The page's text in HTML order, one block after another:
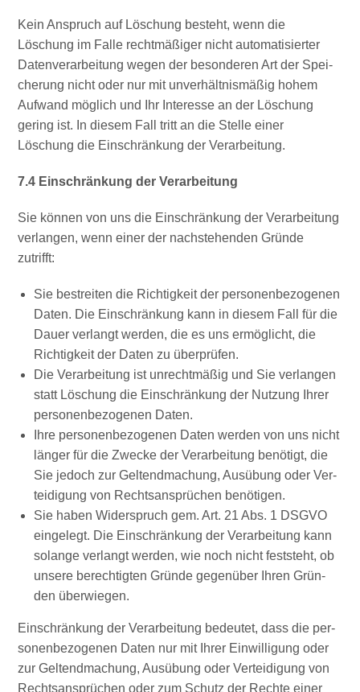
Kein Anspruch auf Löschung besteht, wenn die
Löschung im Fal­le recht­mä­ßi­ger nicht auto­ma­ti­sier­ter
Daten­ver­ar­bei­tung wegen der beson­de­ren Art der Spei­
che­rung nicht oder nur mit unver­hält­nis­mä­ßig hohem
Auf­wand mög­lich und Ihr Inter­es­se an der Löschung
gering ist. In die­sem Fall tritt an die Stel­le einer
Löschung die Ein­schrän­kung der Verarbeitung.
7.4 Ein­schrän­kung der Verarbeitung
Sie kön­nen von uns die Ein­schrän­kung der Ver­ar­bei­tung
ver­lan­gen, wenn einer der nach­ste­hen­den Grün­de
zutrifft:
Sie bestrei­ten die Rich­tig­keit der per­so­nen­be­zo­ge­nen
Daten. Die Ein­schrän­kung kann in die­sem Fall für die
Dau­er ver­langt wer­den, die es uns ermög­licht, die
Rich­tig­keit der Daten zu überprüfen.
Die Ver­ar­bei­tung ist unrecht­mä­ßig und Sie ver­lan­gen
statt Löschung die Ein­schrän­kung der Nut­zung Ihrer
per­so­nen­be­zo­ge­nen Daten.
Ihre per­so­nen­be­zo­ge­nen Daten wer­den von uns nicht
län­ger für die Zwe­cke der Ver­ar­bei­tung benö­tigt, die
Sie jedoch zur Gel­tend­ma­chung, Aus­übung oder Ver­
tei­di­gung von Rechts­an­sprü­chen benötigen.
Sie haben Wider­spruch gem. Art. 21 Abs. 1 DSGVO
ein­ge­legt. Die Ein­schrän­kung der Ver­ar­bei­tung kann
solan­ge ver­langt wer­den, wie noch nicht fest­steht, ob
unse­re berech­tig­ten Grün­de gegen­über Ihren Grün­
den überwiegen.
Ein­schrän­kung der Ver­ar­bei­tung bedeu­tet, dass die per­
so­nen­be­zo­ge­nen Daten nur mit Ihrer Ein­wil­li­gung oder
zur Gel­tend­ma­chung, Aus­übung oder Ver­tei­di­gung von
Rechtsan­sprüchen oder zum Schutz der Rech­te einer